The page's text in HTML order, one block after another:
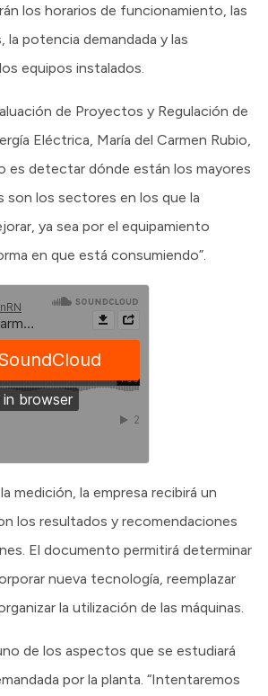
los horarios de funcionamiento, las
potencia demandada y las
equipos instalados.
de Proyectos y Regulación de
Eléctrica, María del Carmen Rubio,
es detectar dónde están los mayores
son los sectores en los que la
ya sea por el equipamiento
en que está consumiendo”.
medición, la empresa recibirá un
los resultados y recomendaciones
El documento permitirá determinar
nueva tecnología, reemplazar
la utilización de las máquinas.
de los aspectos que se estudiará
por la planta. “Intentaremos